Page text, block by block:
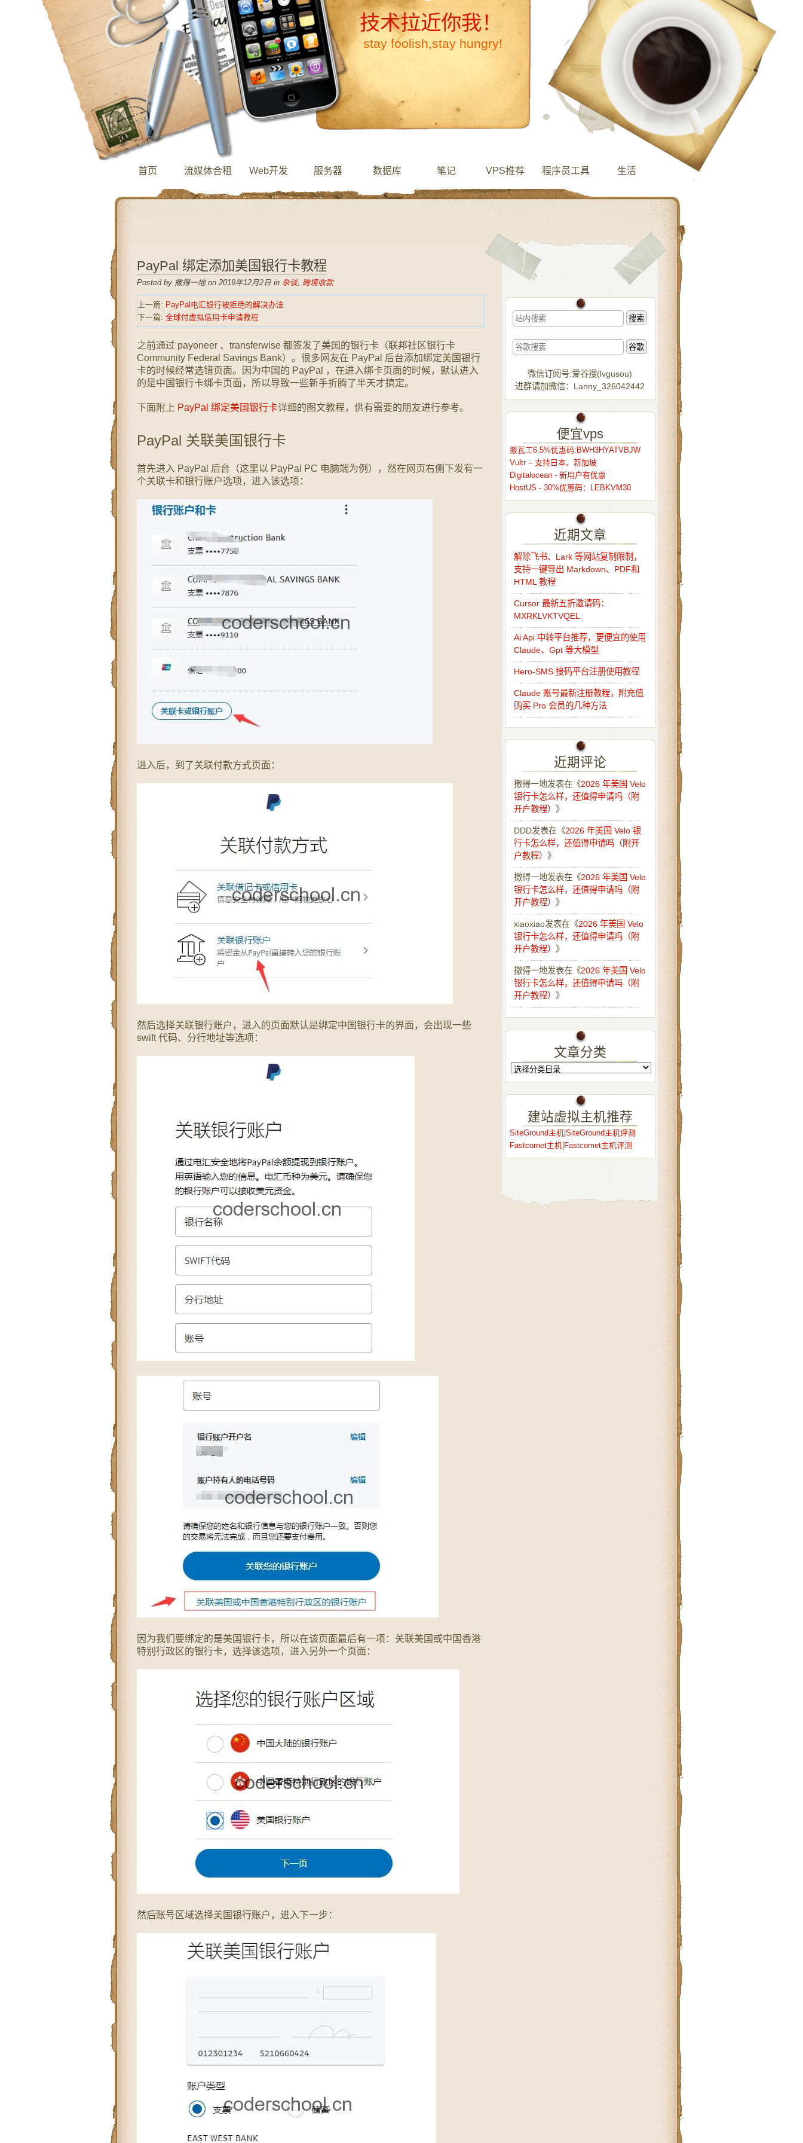
技术拉近你我！
stay foolish,stay hungry!
首页 流媒体合租 Web开发 服务器 数据库 笔记 VPS推荐 程序员工具 生活
PayPal 绑定添加美国银行卡教程
Posted by 撒得一地 on 2019年12月2日 in 杂谈, 跨境收款
上一篇: PayPal电汇银行被拒绝的解决办法
下一篇: 全球付虚拟信用卡申请教程
之前通过 payoneer 、transferwise 都签发了美国的银行卡（联邦社区银行卡
Community Federal Savings Bank）。很多网友在 PayPal 后台添加绑定美国银行
卡的时候经常选错页面。因为中国的 PayPal ，在进入绑卡页面的时候，默认进入
的是中国银行卡绑卡页面，所以导致一些新手折腾了半天才搞定。
下面附上 PayPal 绑定美国银行卡详细的图文教程，供有需要的朋友进行参考。
PayPal 关联美国银行卡
首先进入 PayPal 后台（这里以 PayPal PC 电脑端为例），然在网页右侧下发有一
个关联卡和银行账户选项，进入该选项：
进入后，到了关联付款方式页面：
然后选择关联银行账户，进入的页面默认是绑定中国银行卡的界面，会出现一些
swift 代码、分行地址等选项：
因为我们要绑定的是美国银行卡，所以在该页面最后有一项：关联美国或中国香港
特别行政区的银行卡，选择该选项，进入另外一个页面：
然后账号区域选择美国银行账户，进入下一步：
微信订阅号:爱谷搜(lvgusou)
进群请加微信：Lanny_326042442
便宜vps
搬瓦工6.5%优惠码:BWH3HYATVBJW
Vultr – 支持日本、新加坡
Digitalocean - 新用户有优惠
HostUS - 30%优惠码：LEBKVM30
近期文章
解除飞书、Lark 等网站复制限制，
支持一键导出 Markdown、PDF和
HTML 教程
Cursor 最新五折邀请码：
MXRKLVKTVQEL
Ai Api 中转平台推荐，更便宜的使用
Claude、Gpt 等大模型
Hero-SMS 接码平台注册使用教程
Claude 账号最新注册教程，附充值
购买 Pro 会员的几种方法
近期评论
撒得一地发表在《2026 年美国 Velo
银行卡怎么样，还值得申请吗（附
开户教程） 》
DDD发表在《2026 年美国 Velo 银
行卡怎么样，还值得申请吗（附开
户教程） 》
撒得一地发表在《2026 年美国 Velo
银行卡怎么样，还值得申请吗（附
开户教程） 》
xiaoxiao发表在《2026 年美国 Velo
银行卡怎么样，还值得申请吗（附
开户教程） 》
撒得一地发表在《2026 年美国 Velo
银行卡怎么样，还值得申请吗（附
开户教程） 》
文章分类
建站虚拟主机推荐
SiteGround主机| SiteGround主机评测
Fastcomet主机| Fastcomet主机评测